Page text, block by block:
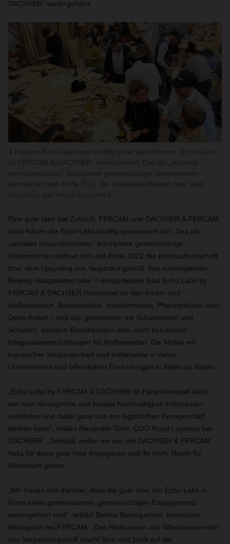
DACHSER“ weitergeführt.
Eine gute Idee hat Zukunft: FERCAM und DACHSER & FERCAM
Italia führen die Echo Labs künftig gemeinsam fort. Das als
„soziales Innovationslabor“ konzipierte gemeinnützige
Unternehmen widmet sich seit Ende 2021 der Kreislaufwirtschaft
bzw. dem Upcycling von Verpackungsmüll. Aus ausrangierten
Einweg-Holzpaletten oder Transportkisten baut Echo Labs by
FERCAM & DACHSER Holzmöbel für den Innen- und
Außenbereich, Bienenstöcke, Insektenhotels, Pflanzenkübel oder
Deko-Artikel – und das gemeinsam mit Schülerinnen und
Schülern, sozialen Einrichtungen oder auch beruflichen
Integrationseinrichtungen für Asylbewerber. Die Möbel mit
logistischer Vergangenheit sind mittlerweile in vielen
Unternehmen und öffentlichen Einrichtungen in Italien zu finden.
„Echo Labs by FERCAM & DACHSER ist Paradebeispiel dafür,
wie man ökologische und soziale Nachhaltigkeit miteinander
verbinden und dabei ganz nah am logistischen Kerngeschäft
bleiben kann“, erklärt Alexander Tonn, COO Road Logistics bei
DACHSER. „Deshalb wollen wir uns mit DACHSER & FERCAM
Italia für diese gute Idee engagieren und ihr mehr Raum für
Wachstum geben.“
„Wir freuen uns darüber, dass die gute Idee der Echo Labs in
Form eines gemeinsamen, gemeinnützigen Engagements
weitergeführt wird“, erklärt Bettina Baumgartner, Innovation
Managerin bei FERCAM. „Das Reduzieren und Wiederverwerten
von Verpackungsmüll macht Sinn und zahlt auf die